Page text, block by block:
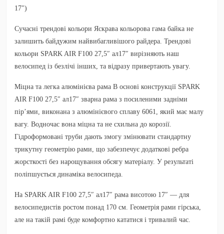
17")
Сучасні трендові кольори Яскрава кольорова гама байка не
залишить байдужим найвибагливішого райдера. Трендові
кольори SPARK AIR F100 27,5″ ал17″ вирізняють наш
велосипед із безлічі інших, та відразу привертають увагу.
Міцна та легка алюмінієва рама В основі конструкції SPARK
AIR F100 27,5″ ал17″ зварна рама з посиленими задніми
пір’ями, виконана з алюмінієвого сплаву 6061, який має малу
вагу. Водночас вона міцна та не схильна до корозії.
Гідроформовані труби дають змогу змінювати стандартну
трикутну геометрію рами, що забезпечує додаткові ребра
жорсткості без нарощування обсягу матеріалу. У результаті
поліпшується динаміка велосипеда.
На SPARK AIR F100 27,5″ ал17″ рама висотою 17″ — для
велосипедистів ростом понад 170 см. Геометрія рами гірська,
але на такій рамі буде комфортно кататися і тривалий час.